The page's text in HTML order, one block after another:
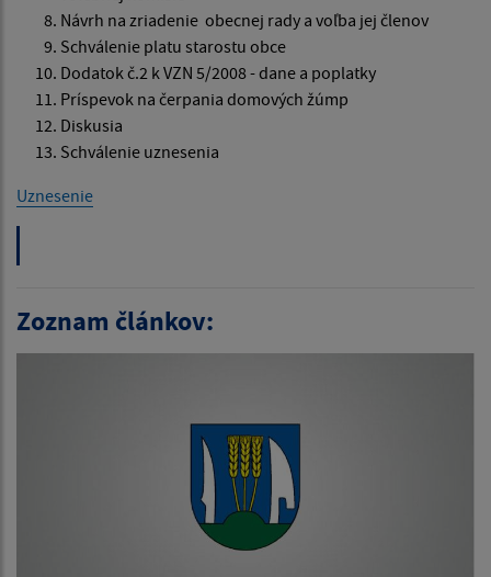
Návrh na zriadenie obecnej rady a voľba jej členov
Schválenie platu starostu obce
Dodatok č.2 k VZN 5/2008 - dane a poplatky
Príspevok na čerpania domových žúmp
Diskusia
Schválenie uznesenia
Uznesenie
Zoznam článkov: